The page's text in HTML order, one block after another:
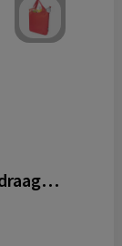
Ash RPET grote opvouwbare draagtas 14L